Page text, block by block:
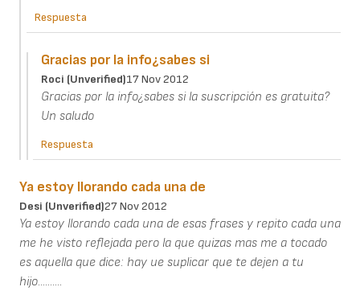
Respuesta
Gracias por la info¿sabes si
Roci (unverified)17 Nov 2012
Gracias por la info¿sabes si la suscripción es gratuita?
Un saludo
Respuesta
Ya estoy llorando cada una de
Desi (unverified)27 Nov 2012
Ya estoy llorando cada una de esas frases y repito cada una
me he visto reflejada pero la que quizas mas me a tocado
es aquella que dice: hay ue suplicar que te dejen a tu
hijo..........